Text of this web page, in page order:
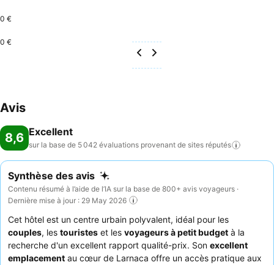
0 €
0 €
Avis
8,6 Excellent
sur la base de 5 042 évaluations provenant de sites réputés
Synthèse des avis
Contenu résumé à l’aide de l’IA sur la base de 800+ avis voyageurs ·
Dernière mise à jour : 29 May 2026
Cet hôtel est un centre urbain polyvalent, idéal pour les
couples, les touristes et les voyageurs à petit budget à la
recherche d'un excellent rapport qualité-prix. Son excellent
emplacement au cœur de Larnaca offre un accès pratique aux